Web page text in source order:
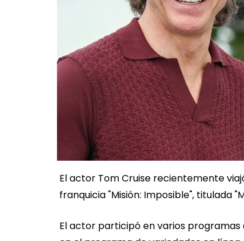
El actor Tom Cruise recientemente
franquicia "Misión: Imposible", titulada
El actor participó en varios